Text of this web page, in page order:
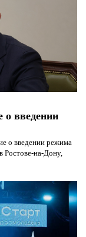
о введении
о введении режима
Ростове-на-Дону,